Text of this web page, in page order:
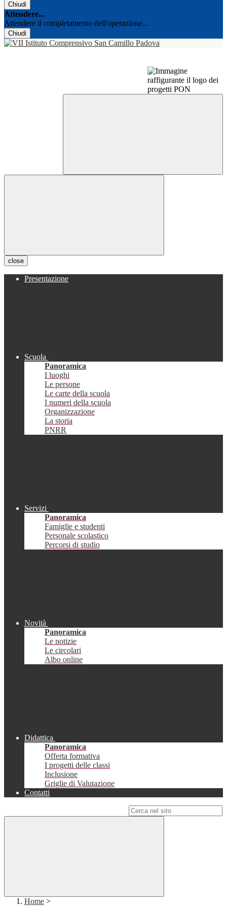
Chiudi
Attendere...
Attendere il completamento dell'operazione...
Chiudi
close
Presentazione
Scuola
Panoramica
I luoghi
Le persone
Le carte della scuola
I numeri della scuola
Organizzazione
La storia
PNRR
Servizi
Panoramica
Famiglie e studenti
Personale scolastico
Percorsi di studio
Novità
Panoramica
Le notizie
Le circolari
Albo online
Didattica
Panoramica
Offerta formativa
I progetti delle classi
Inclusione
Griglie di Valutazione
Contatti
Home >